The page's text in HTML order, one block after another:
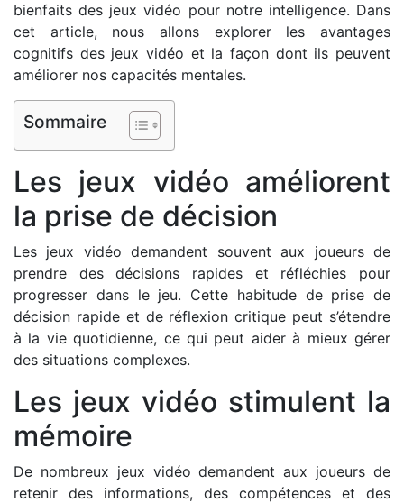
bienfaits des jeux vidéo pour notre intelligence. Dans
cet article, nous allons explorer les avantages
cognitifs des jeux vidéo et la façon dont ils peuvent
améliorer nos capacités mentales.
Sommaire
Les jeux vidéo améliorent
la prise de décision
Les jeux vidéo demandent souvent aux joueurs de
prendre des décisions rapides et réfléchies pour
progresser dans le jeu. Cette habitude de prise de
décision rapide et de réflexion critique peut s’étendre
à la vie quotidienne, ce qui peut aider à mieux gérer
des situations complexes.
Les jeux vidéo stimulent la
mémoire
De nombreux jeux vidéo demandent aux joueurs de
retenir des informations, des compétences et des